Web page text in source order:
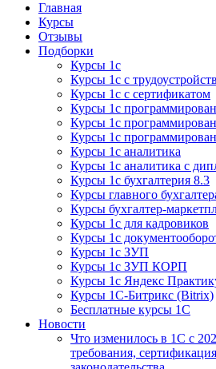
Курсы 1С
Курсы 1С официальная сертификация
Главная
Курсы
Отзывы
Подборки
Курсы 1с
Курсы 1с с
Курсы 1с с сертификатом
Курсы 1с
Курсы 1с
Курсы 1с
Курсы 1с аналитика
Курсы 1с аналитика с
Курсы 1с бухгалтерия 8.3
Курсы главного
Курсы бухгалтер-
Курсы 1с для кадровиков
Курсы 1с
Курсы 1с ЗУП
Курсы 1с ЗУП КОРП
Курсы 1с Яндекс
Курсы 1С-Битрикс (Bitrix)
Бесплатные курсы 1С
Новости
Что изменилось в 1С с
требования,